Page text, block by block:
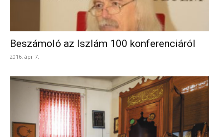
Beszámoló az Iszlám 100 konferenciáról
2016. ápr 7.